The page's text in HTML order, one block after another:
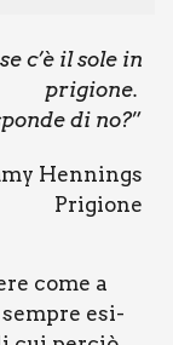
c’è il sole in
pri­gio­ne.
di no?”
Hen­nings
Pri­gio­ne
come a
sem­pre esi­